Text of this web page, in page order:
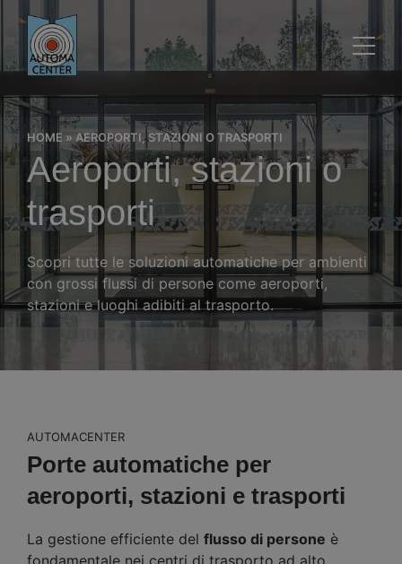
HOME »AEROPORTI, STAZIONI O TRASPORTI
Aeroporti, stazioni o
trasporti
Scopri tutte le soluzioni automatiche per ambienti
con grossi flussi di persone come aeroporti,
stazioni e luoghi adibiti al trasporto.
AUTOMACENTER
Porte automatiche per
aeroporti, stazioni e trasporti
La gestione efficiente delflusso di persone è
fondamentale nei centri di trasporto ad alto